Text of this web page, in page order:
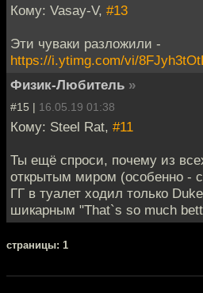
Кому: Vasay-V, #13
Эти чуваки разложили -
https://i.ytimg.com/vi/
Физик-Любитель »
#15 | 16.05.19 01:38
Кому: Steel Rat, #11
Ты ещё спроси, почему из
открытым миром (особенно -
ГГ в туалет ходил только
шикарным "That`s so much
cтраницы: 1